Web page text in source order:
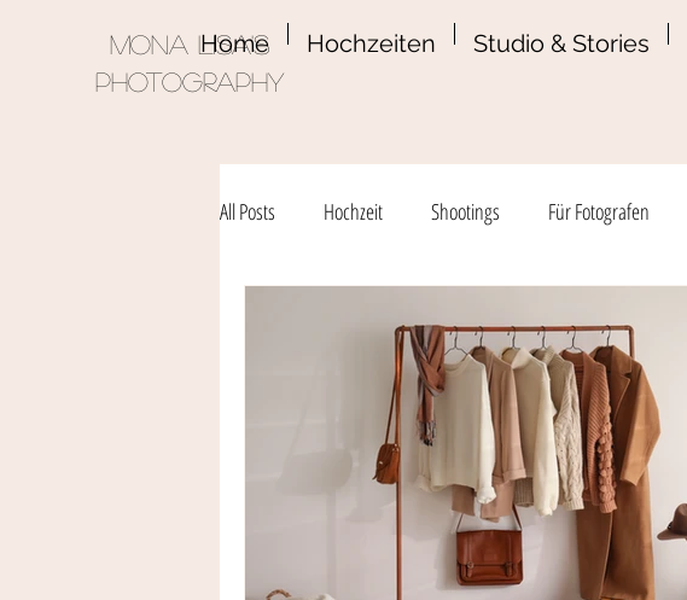
Mona Lisa's
Photography
Home Hochzeiten Studio & Stories
All Posts Hochzeit Shootings Für Fotografen